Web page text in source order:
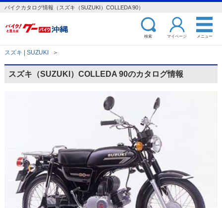
バイクカタログ情報（スズキ（SUZUKI）COLLEDA 90）
検索 マイページ メニュー
スズキ | SUZUKI ＞
スズキ（SUZUKI）COLLEDA 90のカタログ情報